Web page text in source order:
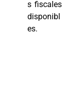
s fiscales
disponibl
es.